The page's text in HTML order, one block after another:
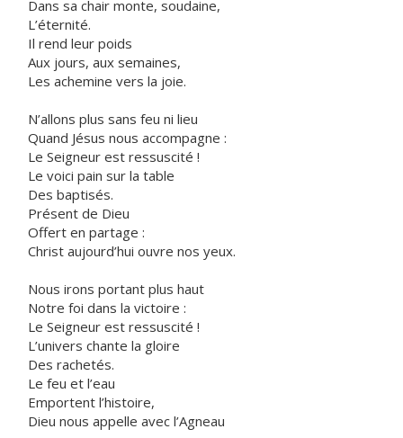
Dans sa chair monte, soudaine,
L’éternité.
Il rend leur poids
Aux jours, aux semaines,
Les achemine vers la joie.
N’allons plus sans feu ni lieu
Quand Jésus nous accompagne :
Le Seigneur est ressuscité !
Le voici pain sur la table
Des baptisés.
Présent de Dieu
Offert en partage :
Christ aujourd’hui ouvre nos yeux.
Nous irons portant plus haut
Notre foi dans la victoire :
Le Seigneur est ressuscité !
L’univers chante la gloire
Des rachetés.
Le feu et l’eau
Emportent l’histoire,
Dieu nous appelle avec l’Agneau